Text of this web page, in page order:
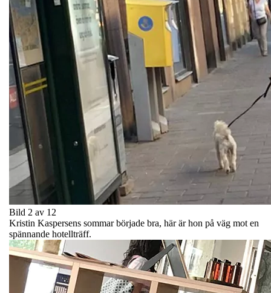
Bild 2 av 12
Kristin Kaspersens sommar började bra, här är hon på väg mot en
spännande hotellträff.